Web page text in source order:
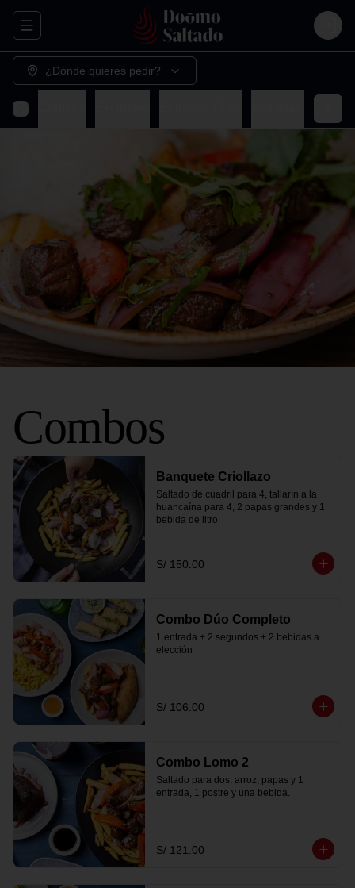
Abrir menu de navegación Login
¿Dónde quieres pedir?
Combos
Banquete Criollazo
Saltado de cuadril para 4, tallarín a la
huancaína para 4, 2 papas grandes y 1
bebida de litro
S/ 150.00
Combo Dúo Completo
1 entrada + 2 segundos + 2 bebidas a
elección
S/ 106.00
Combo Lomo 2
Saltado para dos, arroz, papas y 1
entrada, 1 postre y una bebida.
S/ 121.00